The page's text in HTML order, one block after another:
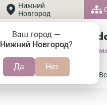
Нижний
Новгород
Ваш город —
Нижний Новгород?
8 (800) 505-37-20